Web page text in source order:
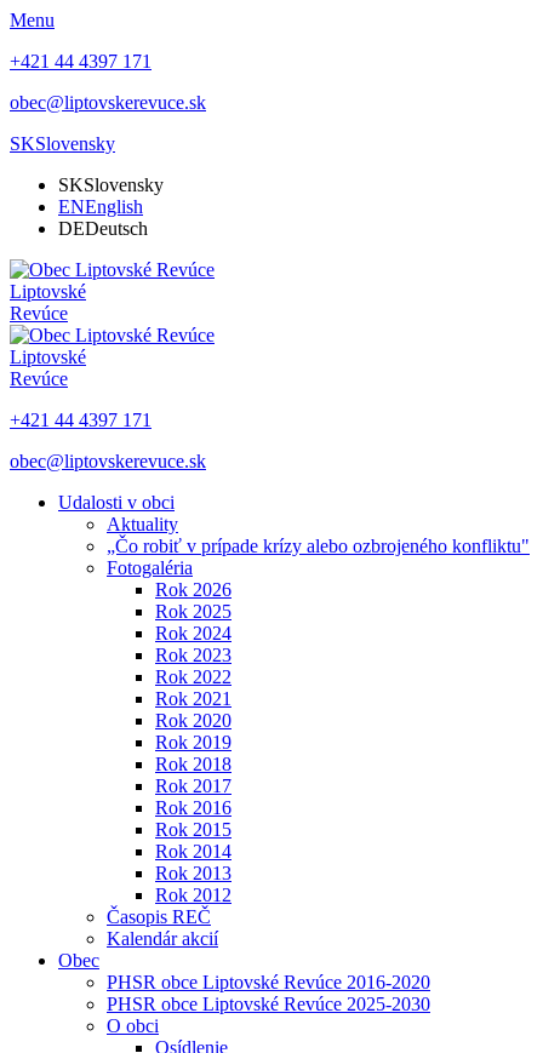
Menu
+421 44 4397 171
obec@liptovskerevuce.sk
SKSlovensky
SKSlovensky
ENEnglish
DEDeutsch
Liptovské
Revúce
Liptovské
Revúce
+421 44 4397 171
obec@liptovskerevuce.sk
Udalosti v obci
Aktuality
„Čo robiť v prípade krízy alebo ozbrojeného konfliktu"
Fotogaléria
Rok 2026
Rok 2025
Rok 2024
Rok 2023
Rok 2022
Rok 2021
Rok 2020
Rok 2019
Rok 2018
Rok 2017
Rok 2016
Rok 2015
Rok 2014
Rok 2013
Rok 2012
Časopis REČ
Kalendár akcií
Obec
PHSR obce Liptovské Revúce 2016-2020
PHSR obce Liptovské Revúce 2025-2030
O obci
Osídlenie